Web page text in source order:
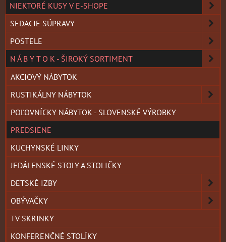
NIEKTORÉ KUSY V E-SHOPE
SEDACIE SÚPRAVY
POSTELE
N Á B Y T O K - ŠIROKÝ SORTIMENT
AKCIOVÝ NÁBYTOK
RUSTIKÁLNY NÁBYTOK
POĽOVNÍCKY NÁBYTOK - SLOVENSKÉ VÝROBKY
PREDSIENE
KUCHYNSKÉ LINKY
JEDÁLENSKÉ STOLY A STOLIČKY
DETSKÉ IZBY
OBÝVAČKY
TV SKRINKY
KONFERENČNÉ STOLÍKY